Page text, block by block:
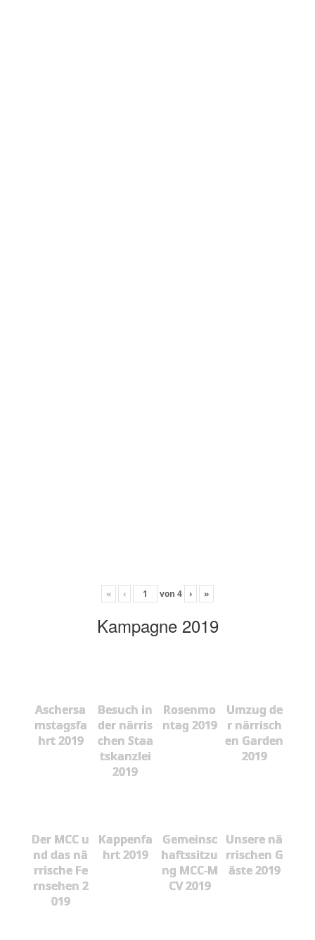
« ‹ von 4 › »
Kampagne 2019
Aschersa
mstagsfa
hrt 2019
Besuch in
der närris
chen Staa
tskanzlei
2019
Rosenmo
ntag 2019
Umzug de
r närrisch
en Garden
2019
Der MCC u
nd das nä
rrische Fe
rnsehen 2
019
Kappenfa
hrt 2019
Gemeinsc
haftssitzu
ng MCC-M
CV 2019
Unsere nä
rrischen G
äste 2019